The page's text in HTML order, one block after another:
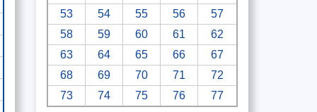
53
54 55 56
57
58
59 60 61
62
63
64 65 66
67
68
69 70 71
72
73
74 75 76 77